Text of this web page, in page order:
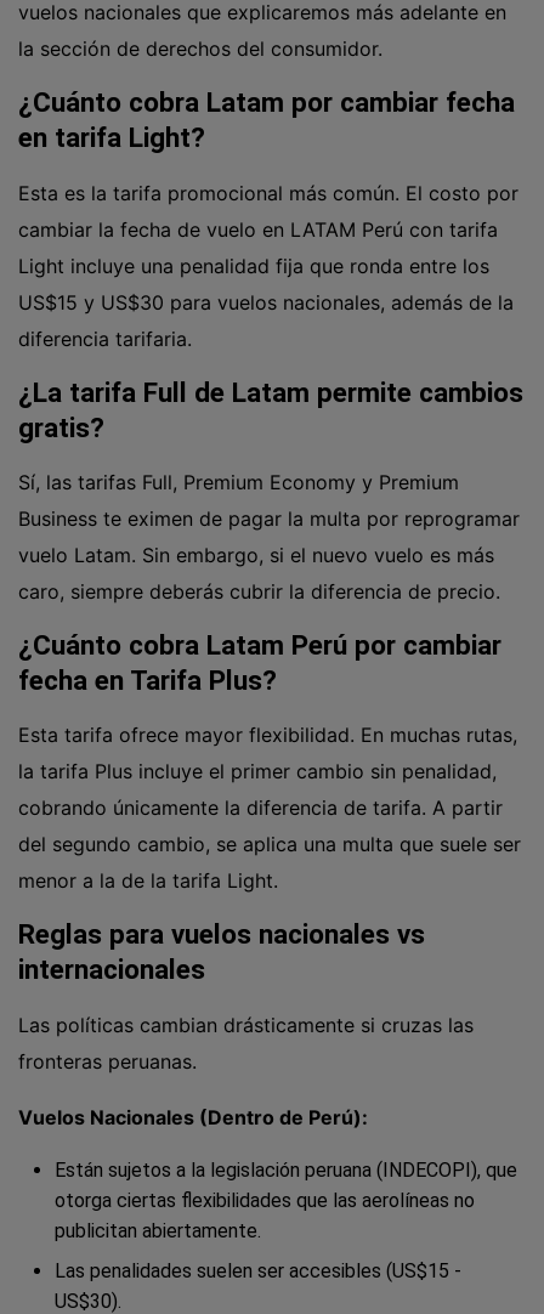
vuelos nacionales que explicaremos más adelante en
la sección de derechos del consumidor.
¿Cuánto cobra Latam por cambiar fecha
en tarifa Light?
Esta es la tarifa promocional más común. El costo por
cambiar la fecha de vuelo en LATAM Perú con tarifa
Light incluye una penalidad fija que ronda entre los
US$15 y US$30 para vuelos nacionales, además de la
diferencia tarifaria.
¿La tarifa Full de Latam permite cambios
gratis?
Sí, las tarifas Full, Premium Economy y Premium
Business te eximen de pagar la multa por reprogramar
vuelo Latam. Sin embargo, si el nuevo vuelo es más
caro, siempre deberás cubrir la diferencia de precio.
¿Cuánto cobra Latam Perú por cambiar
fecha en Tarifa Plus?
Esta tarifa ofrece mayor flexibilidad. En muchas rutas,
la tarifa Plus incluye el primer cambio sin penalidad,
cobrando únicamente la diferencia de tarifa. A partir
del segundo cambio, se aplica una multa que suele ser
menor a la de la tarifa Light.
Reglas para vuelos nacionales vs
internacionales
Las políticas cambian drásticamente si cruzas las
fronteras peruanas.
Vuelos Nacionales (Dentro de Perú):
Están sujetos a la legislación peruana (INDECOPI), que
otorga ciertas flexibilidades que las aerolíneas no
publicitan abiertamente.
Las penalidades suelen ser accesibles (US$15 -
US$30).